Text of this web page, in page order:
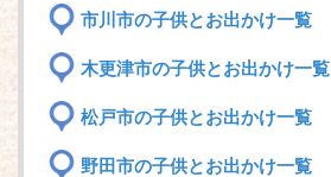
市川市の子供とお出かけ一覧
木更津市の子供とお出かけ一覧
松戸市の子供とお出かけ一覧
野田市の子供とお出かけ一覧